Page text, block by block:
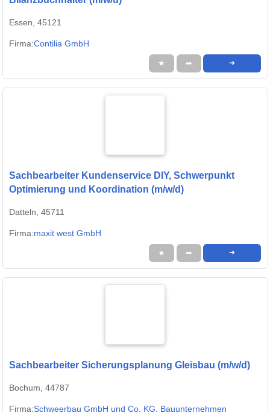
Essen, 45121
Firma:Contilia GmbH
★ ➦ ➜
Sachbearbeiter Kundenservice DIY, Schwerpunkt
Optimierung und Koordination (m/w/d)
Datteln, 45711
Firma:maxit west GmbH
★ ➦ ➜
Sachbearbeiter Sicherungsplanung Gleisbau (m/w/d)
Bochum, 44787
Firma:Schweerbau GmbH und Co. KG. Bauunternehmen